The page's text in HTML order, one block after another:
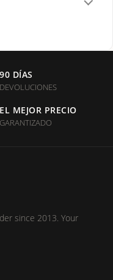
para que sea
90 DÍAS
DEVOLUCIONES
EL MEJOR PRECIO
GARANTIZADO
since 2013. Your